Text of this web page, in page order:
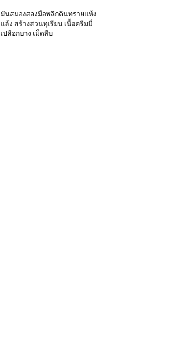
มันสมองสองมือพลิกดินทรายแห้ง
แล้ง สร้างสวนทุเรียน เนื้อครีมมี่
เปลือกบาง เม็ดลีบ